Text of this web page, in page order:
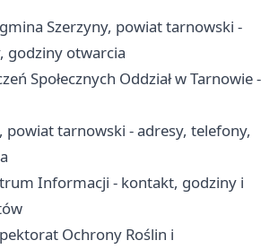
Szerzyny, powiat tarnowski -
godziny otwarcia
Społecznych Oddział w Tarnowie -
tarnowski - adresy, telefony,
Informacji - kontakt, godziny i
Ochrony Roślin i